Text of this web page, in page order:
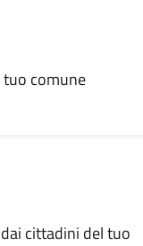
comune
cittadini del tuo